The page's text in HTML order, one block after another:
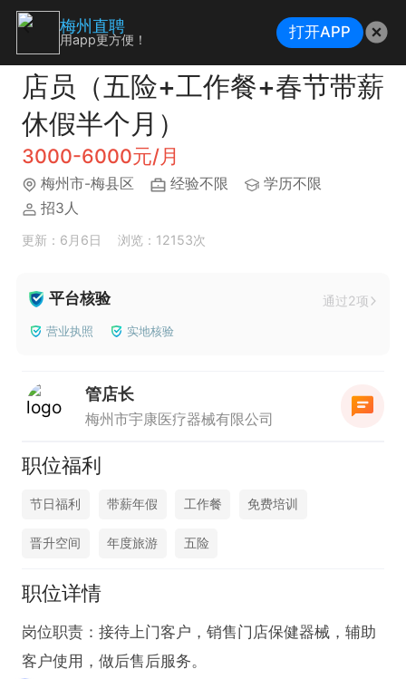
店员（五险+工作餐+春节带薪
休假半个月）
3000-6000元/月
梅州市-梅县区 经验不限
学历不限
招3人
更新：6月6日 浏览：12153次
平台核验 通过2项
营业执照 实地核验
管店长
梅州市宇康医疗器械有限公司
职位福利
节日福利 带薪年假 工作餐 免费培训
晋升空间 年度旅游 五险
职位详情
岗位职责：接待上门客户，销售门店保健器械，辅助
客户使用，做后售后服务。
梅州直聘
用app更方便！ 打开APP